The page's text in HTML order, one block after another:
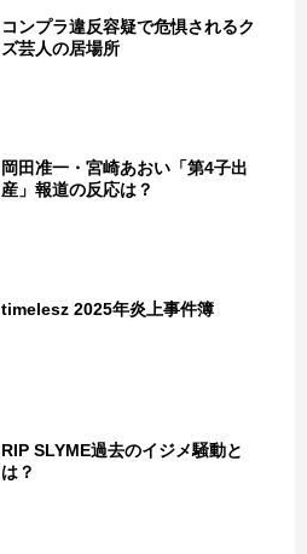
コンプラ違反容疑で危惧されるク
ズ芸人の居場所
岡田准一・宮崎あおい「第4子出
産」報道の反応は？
timelesz 2025年炎上事件簿
RIP SLYME過去のイジメ騒動と
は？